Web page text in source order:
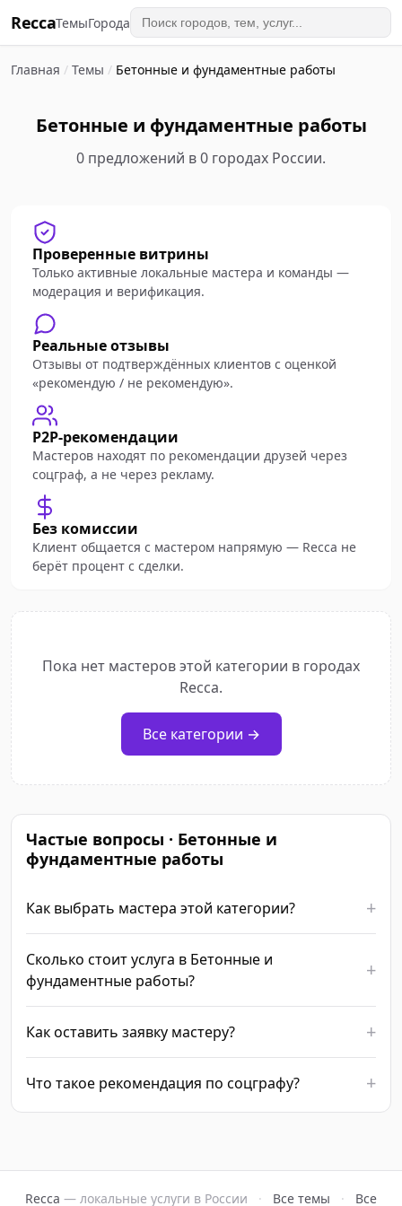
ReccaТемыГорода
Главная / Темы / Бетонные и фундаментные работы
Бетонные и фундаментные работы
0 предложений в 0 городах России.
Проверенные витрины
Только активные локальные мастера и команды —
модерация и верификация.
Реальные отзывы
Отзывы от подтверждённых клиентов с оценкой
«рекомендую / не рекомендую».
P2P-рекомендации
Мастеров находят по рекомендации друзей через
соцграф, а не через рекламу.
Без комиссии
Клиент общается с мастером напрямую — Recca не
берёт процент с сделки.
Пока нет мастеров этой категории в городах
Recca.
Все категории →
Частые вопросы · Бетонные и
фундаментные работы
Как выбрать мастера этой категории?
Сколько стоит услуга в Бетонные и
фундаментные работы?
Как оставить заявку мастеру?
Что такое рекомендация по соцграфу?
Recca — локальные услуги в России · Все темы · Все